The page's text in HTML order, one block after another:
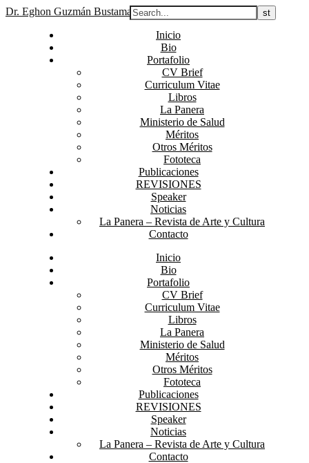
Dr. Eghon Guzmán Bustamante
Inicio
Bio
Portafolio
CV Brief
Curriculum Vitae
Libros
La Panera
Ministerio de Salud
Méritos
Otros Méritos
Fototeca
Publicaciones
REVISIONES
Speaker
Noticias
La Panera – Revista de Arte y Cultura
Contacto
Inicio
Bio
Portafolio
CV Brief
Curriculum Vitae
Libros
La Panera
Ministerio de Salud
Méritos
Otros Méritos
Fototeca
Publicaciones
REVISIONES
Speaker
Noticias
La Panera – Revista de Arte y Cultura
Contacto